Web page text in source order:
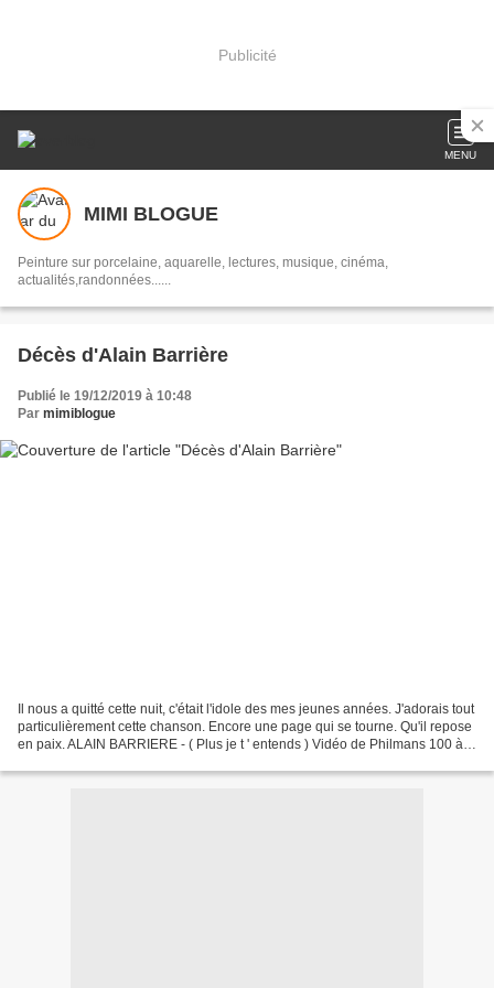
Publicité
MENU
MIMI BLOGUE
Peinture sur porcelaine, aquarelle, lectures, musique, cinéma,
actualités,randonnées......
Décès d'Alain Barrière
Publié le 19/12/2019 à 10:48
Par mimiblogue
Il nous a quitté cette nuit, c'était l'idole des mes jeunes années. J'adorais tout
particulièrement cette chanson. Encore une page qui se tourne. Qu'il repose
en paix. ALAIN BARRIERE - ( Plus je t ' entends ) Vidéo de Philmans 100 à